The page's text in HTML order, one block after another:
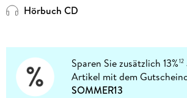
Hörbuch CD
Sparen Sie zusätzlich 13%12
Artikel mit dem
SOMMER13